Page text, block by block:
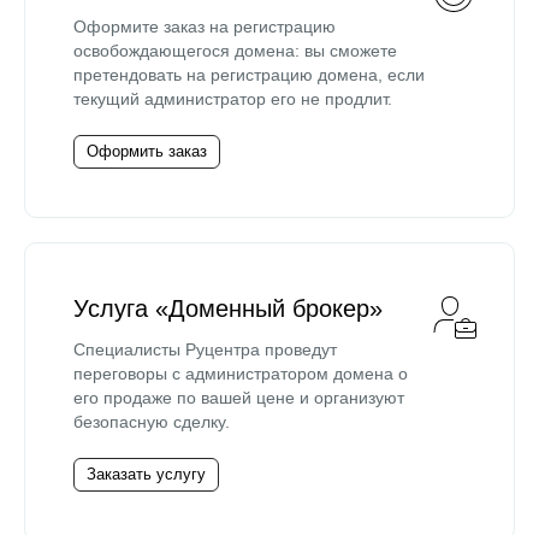
Оформите заказ на регистрацию
освобождающегося домена: вы сможете
претендовать на регистрацию домена, если
текущий администратор его не продлит.
Оформить заказ
Услуга «Доменный брокер»
Специалисты Руцентра проведут
переговоры с администратором домена о
его продаже по вашей цене и организуют
безопасную сделку.
Заказать услугу